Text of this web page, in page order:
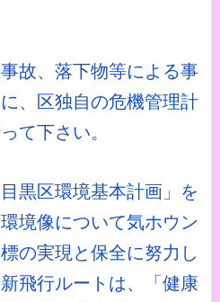
故、落下物等による事
、区独自の危機管理計
て下さい。
黒区環境基本計画」を
境像について気ホウン
の実現と保全に努力し
飛行ルートは、「健康